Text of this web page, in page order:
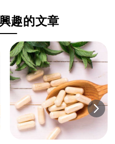
趣的文章